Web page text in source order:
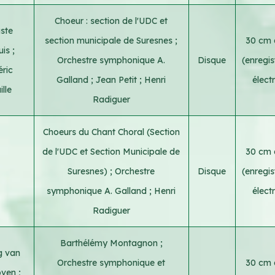
;
Choeur : section de l'UDC et
section municipale de Suresnes ;
Orchestre symphonique A.
Galland ;Jean Petit ; Henri
Radiguer
Disque
30 cm
Choeurs du Chant Choral (Section
de l'UDC et Section Municipale de
Suresnes) ;Orchestre
symphonique A. Galland ; Henri
Radiguer
Disque
30 cm
van
;
Barthélémy Montagnon ;
Orchestre symphonique et
30 cm